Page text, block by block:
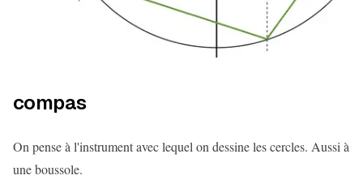
compas
On pense à l'instrument avec lequel on dessine les cercles. Aussi à
une boussole.